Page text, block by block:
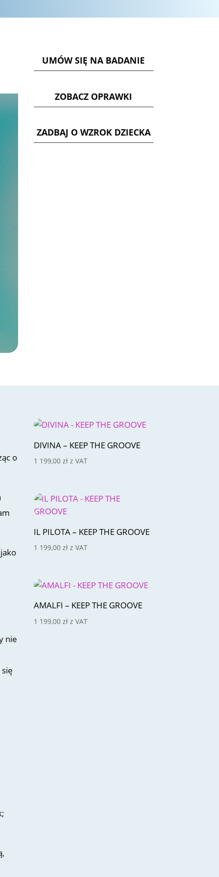
UMÓW SIĘ NA BADANIE
ZOBACZ OPRAWKI
ZADBAJ O WZROK DZIECKA
o
nie
DIVINA – KEEP THE GROOVE
1 199,00 zł z VAT
IL PILOTA – KEEP THE GROOVE
1 199,00 zł z VAT
AMALFI – KEEP THE GROOVE
1 199,00 zł z VAT